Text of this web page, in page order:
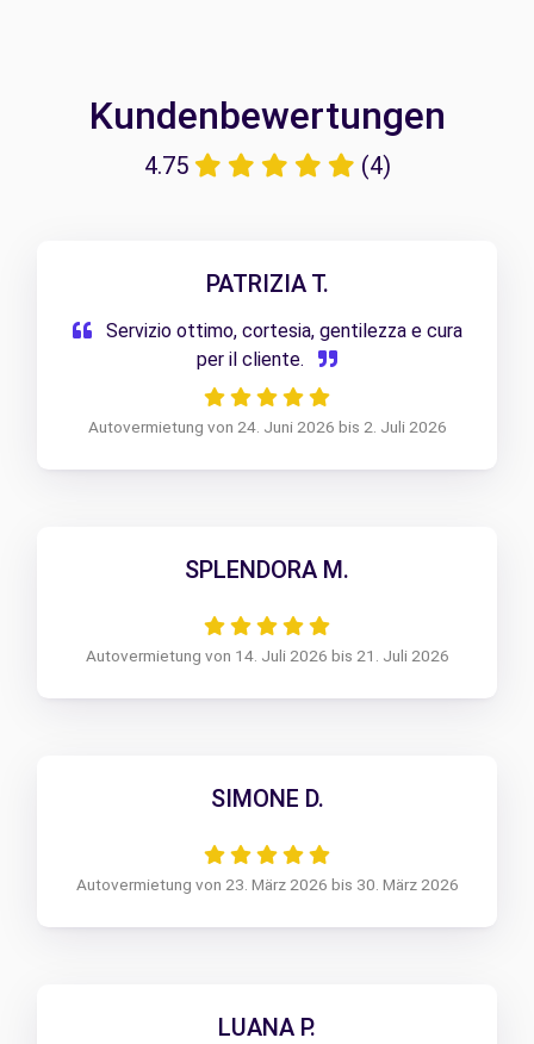
Kundenbewertungen
4.75 (4)
PATRIZIA T.
Servizio ottimo, cortesia, gentilezza e cura
per il cliente.
Autovermietung von 24. Juni 2026 bis 2. Juli 2026
SPLENDORA M.
Autovermietung von 14. Juli 2026 bis 21. Juli 2026
SIMONE D.
Autovermietung von 23. März 2026 bis 30. März 2026
LUANA P.